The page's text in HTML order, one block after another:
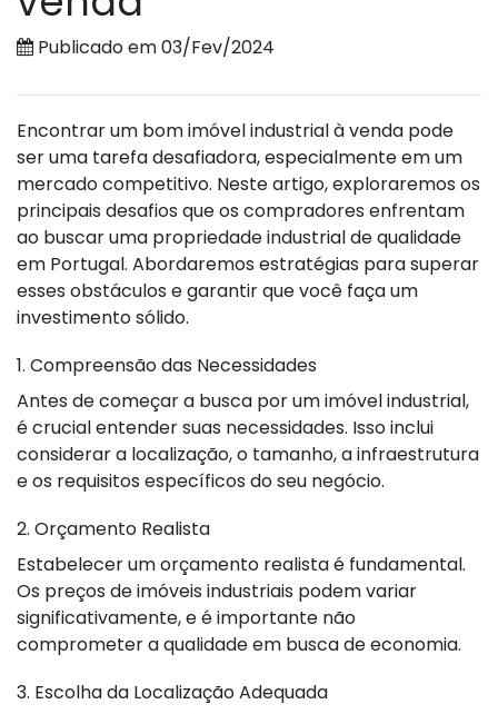
Publicado em 03/Fev/2024
Encontrar um bom imóvel industrial à venda pode
ser uma tarefa desafiadora, especialmente em um
mercado competitivo. Neste artigo, exploraremos os
principais desafios que os compradores enfrentam
ao buscar uma propriedade industrial de qualidade
em Portugal. Abordaremos estratégias para superar
esses obstáculos e garantir que você faça um
investimento sólido.
1. Compreensão das Necessidades
Antes de começar a busca por um imóvel industrial,
é crucial entender suas necessidades. Isso inclui
considerar a localização, o tamanho, a infraestrutura
e os requisitos específicos do seu negócio.
2. Orçamento Realista
Estabelecer um orçamento realista é fundamental.
Os preços de imóveis industriais podem variar
significativamente, e é importante não
comprometer a qualidade em busca de economia.
3. Escolha da Localização Adequada